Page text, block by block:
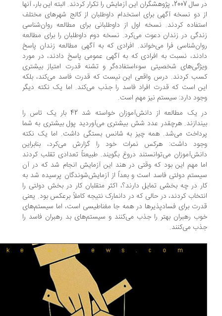
در سال 2007، پژوهشگران این آزمایش را تکرار کردند. البته این بار، آنها
دو نسخه آگهی برای استخدام داوطلبان از کالج شهرهای مختلف
کردند. نسخه اول از داوطلبانی برای مطالعه روان‌شناسی
در زندان دعوت می‌کرد. نسخه دوم داوطلبان را برای مطالعه
فرا می‌خواند. افرادی که به آگهی مطالعه زندان پاسخ
نسبت به افرادی که به آگهی عمومی پاسخ دادند، در مورد
شخصیتی سوءاستفاده‌گر و تشنه قدرت امتیاز بیشتری
کردند. درس واقعی این نیست که قدرت فاسد می‌کند، بلکه
است که قدرت افراد فاسد را جذب می‌کند. اما یک نکته دیگر
دارد: سیستم نیز مهم است.
در یک مطالعه از دانش‌آموزان خواسته شد 42 بار یک تاس را
هرچقدر عدد شش بیشتری می‌آوردید پول بیشتری به شما
می‌شد. همه چیز به شانس بستگی داشت. اما یک نکته
داشت: هرکس نمرات خود را گزارش می‌کرد، بنابراین
می‌توانستند دروغ بگویند. طبیعتاً تعدادی تقلب کردند
مهم این بود که وقتی در هند این آزمایش انجام شد که در آن
دولتی فاسد است و بعداً از آزمایش‌شوندگان پرسیده شد به
در چه بخشی تمایل دارند؟، اکثر متقلبان کار در بخش دولتی را
کردند، در حالی که در دانمارک نتیجه کاملاً برعکس بود. یعنی
برای فسادپذیرها در همه جا مغناطیسی است، اما سیستم‌های
رهبران بهتر را جذب می‌کنند و سیستم‌های بد رهبران فاسد را
می‌کنند.